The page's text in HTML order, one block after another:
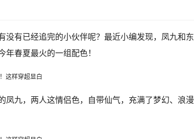
没有已经追完的小伙伴呢？最近小编发现，凤九和东
春夏最火的一组配色！
凤九，两人这情侣色，自带仙气，充满了梦幻、浪漫